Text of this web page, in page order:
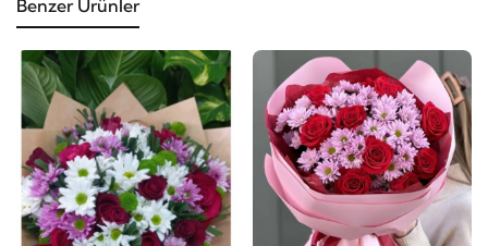
Benzer Ürünler